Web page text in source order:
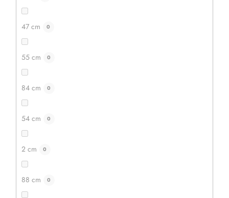
47 cm 0
55 cm 0
84 cm 0
54 cm 0
2 cm 0
88 cm 0